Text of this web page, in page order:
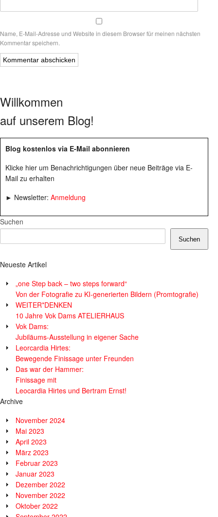
Name, E-Mail-Adresse und Website in diesem Browser für meinen nächsten
Kommentar speichern.
Willkommen
auf unserem Blog!
Blog kostenlos via E-Mail abonnieren
Klicke hier um Benachrichtigungen über neue Beiträge via E-
Mail zu erhalten
► Newsletter: Anmeldung
Suchen
Suchen
Neueste Artikel
„one Step back – two steps forward“
Von der Fotografie zu KI-generierten Bildern (Promtografie)
WEITER*DENKEN
10 Jahre Vok Dams ATELIERHAUS
Vok Dams:
Jubiläums-Ausstellung in eigener Sache
Leorcardia Hirtes:
Bewegende Finissage unter Freunden
Das war der Hammer:
Finissage mit
Leocardia Hirtes und Bertram Ernst!
Archive
November 2024
Mai 2023
April 2023
März 2023
Februar 2023
Januar 2023
Dezember 2022
November 2022
Oktober 2022